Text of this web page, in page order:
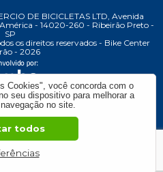
DE BICICLETAS LTD, Avenida
- 14020-260 - Ribeirão Preto -
SP
os direitos reservados - Bike Center
- 2026
Cookies", você concorda com o
seu dispositivo para melhorar a
no site.
todos